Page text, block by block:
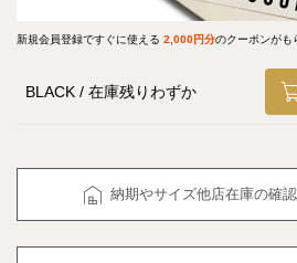
新規会員登録ですぐに使える 2,000円分のクーポンがも
BLACK 在庫残りわずか
納期やサイズ他店在庫の確